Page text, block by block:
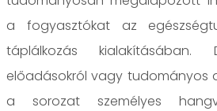
a fogyasztókat az
táplálkozás
előadásokról vagy tudományos
a sorozat személyes